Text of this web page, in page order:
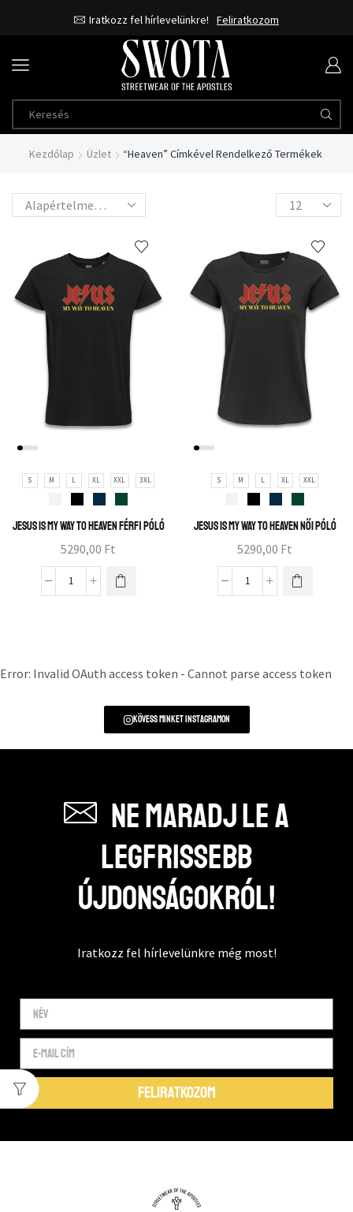
Iratkozz fel hírlevelünkre! Feliratkozom
Kezdőlap Üzlet “heaven” Címkével Rendelkező Termékek
S M L XL XXL 3XL
Jesus is my way to heaven férfi póló
5290,00 Ft
S M L XL XXL
Jesus is my way to heaven női póló
5290,00 Ft
Error: Invalid OAuth access token - Cannot parse access token
Kövess minket instagramon
Ne maradj le a
legfrissebb
újdonságokról!
Iratkozz fel hírlevelünkre még most!
FELIRATKOZOM